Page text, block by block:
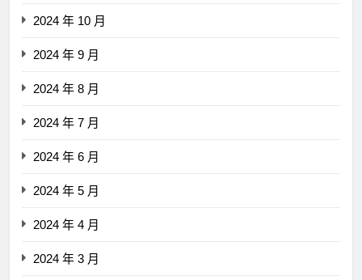
2024 年 10 月
2024 年 9 月
2024 年 8 月
2024 年 7 月
2024 年 6 月
2024 年 5 月
2024 年 4 月
2024 年 3 月